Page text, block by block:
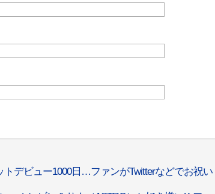
デビュー1000日…ファンがTwitterなどでお祝い